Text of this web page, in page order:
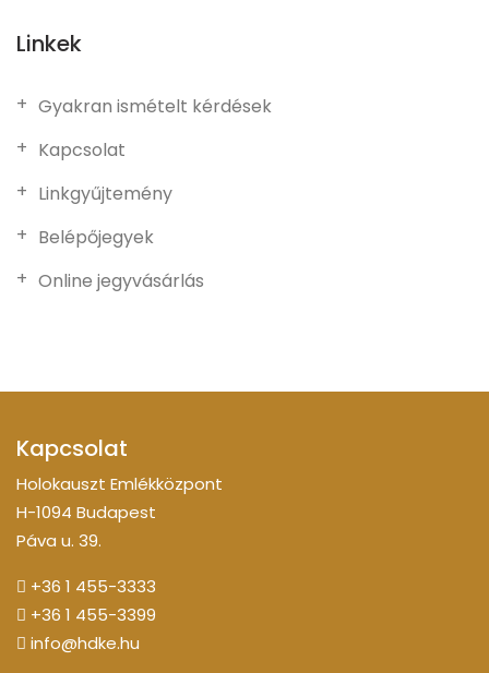
Linkek
Gyakran ismételt kérdések
Kapcsolat
Linkgyűjtemény
Belépőjegyek
Online jegyvásárlás
Kapcsolat
Holokauszt Emlékközpont
H-1094 Budapest
Páva u. 39.
+36 1 455-3333
+36 1 455-3399
info@hdke.hu